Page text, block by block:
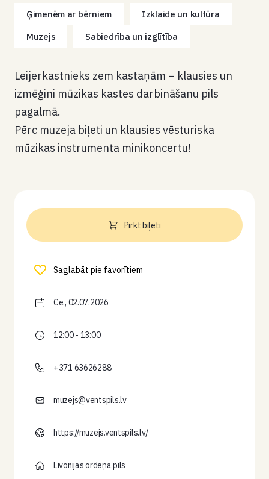
Ģimenēm ar bērniem
Izklaide un kultūra
Muzejs
Sabiedrība un izglītība
Leijerkastnieks zem kastaņām – klausies un
izmēģini mūzikas kastes darbināšanu pils
pagalmā.
Pērc muzeja biļeti un klausies vēsturiska
mūzikas instrumenta minikoncertu!
Pirkt biļeti
Saglabāt pie favorītiem
Ce., 02.07.2026
12:00 - 13:00
+371 63626288
muzejs@ventspils.lv
https://muzejs.ventspils.lv/
Livonijas ordeņa pils